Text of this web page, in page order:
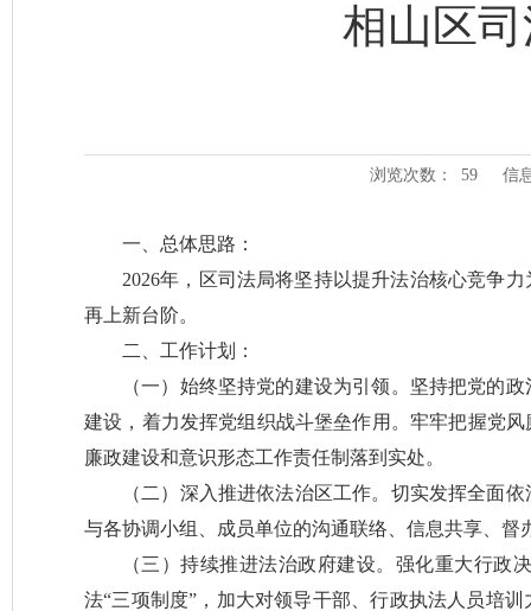
相山区
浏览次数： 59 信
一、总体思路：
2026年，区司法局将坚持以提升法治核心竞争
再上新台阶。
二、工作计划：
（一）始终坚持党的建设为引领。坚持把党的
建设，着力发挥党组织战斗堡垒作用。牢牢把握党
廉政建设和意识形态工作责任制落到实处。
（二）深入推进依法治区工作。切实发挥全面
与各协调小组、成员单位的沟通联络、信息共享、督
（三）持续推进法治政府建设。强化重大行
法“三项制度”，加大对领导干部、行政执法人员培